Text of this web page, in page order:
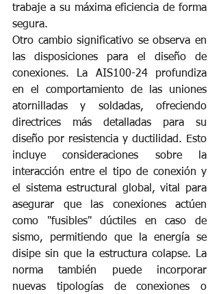
trabaje a su máxima eficiencia de forma
segura.
Otro cambio significativo se observa en
las disposiciones para el diseño de
conexiones. La AIS100-24 profundiza
en el comportamiento de las uniones
atornilladas y soldadas, ofreciendo
directrices más detalladas para su
diseño por resistencia y ductilidad. Esto
incluye consideraciones sobre la
interacción entre el tipo de conexión y
el sistema estructural global, vital para
asegurar que las conexiones actúen
como "fusibles" dúctiles en caso de
sismo, permitiendo que la energía se
disipe sin que la estructura colapse. La
norma también puede incorporar
nuevas tipologías de conexiones o